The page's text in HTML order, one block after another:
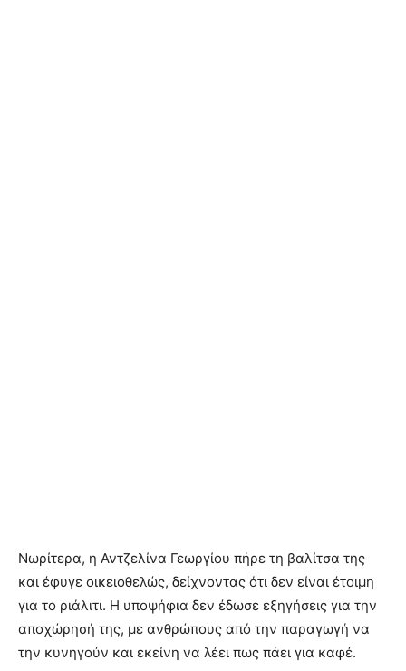
Νωρίτερα, η Αντζελίνα Γεωργίου πήρε τη βαλίτσα της
και έφυγε οικειοθελώς, δείχνοντας ότι δεν είναι έτοιμη
για το ριάλιτι. Η υποψήφια δεν έδωσε εξηγήσεις για την
αποχώρησή της, με ανθρώπους από την παραγωγή να
την κυνηγούν και εκείνη να λέει πως πάει για καφέ.